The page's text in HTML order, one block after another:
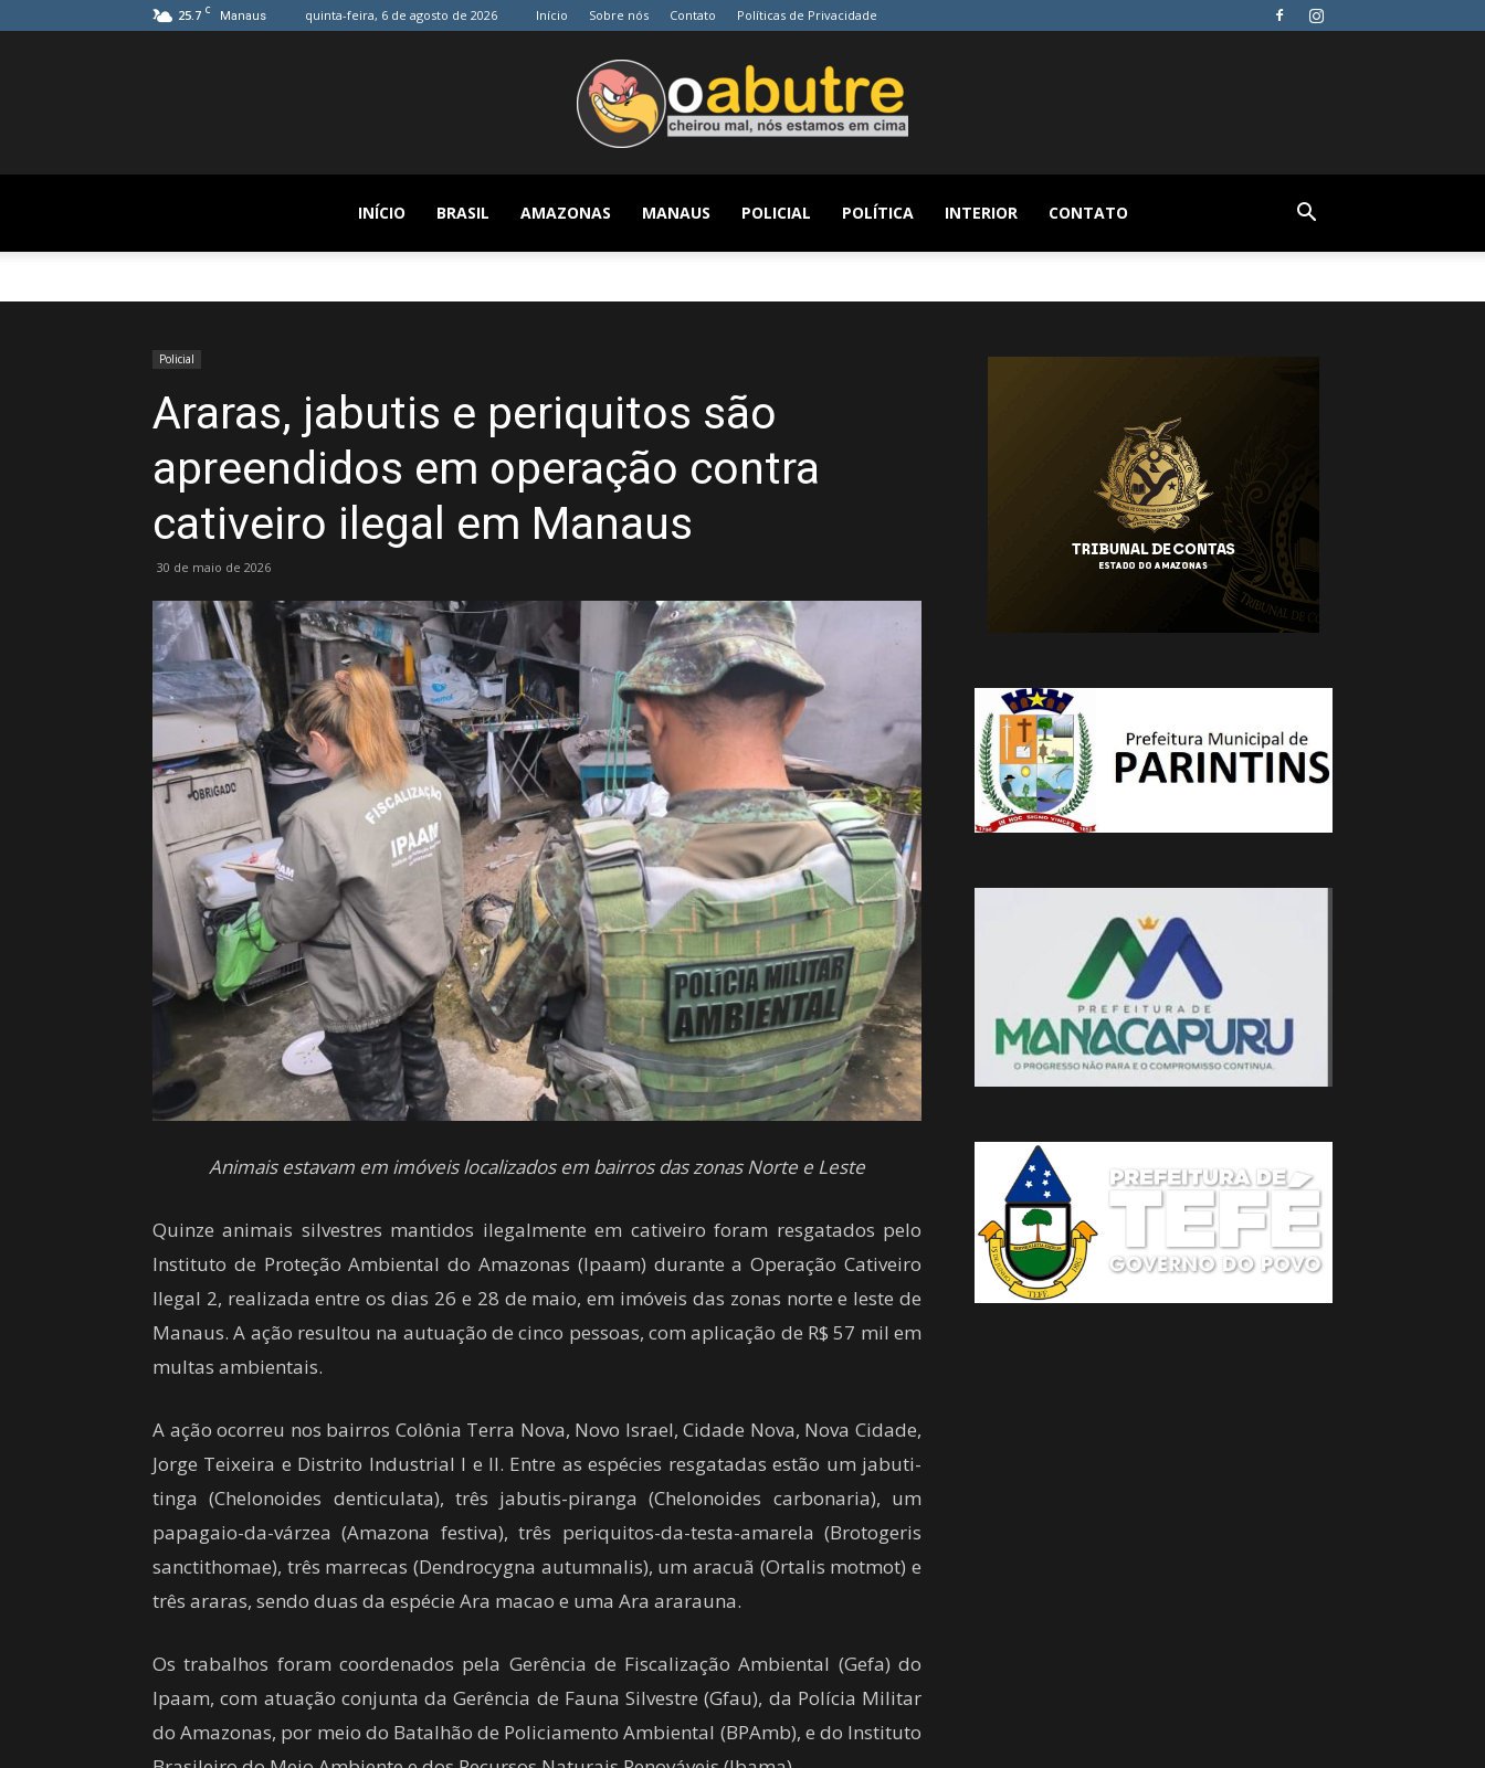
25.7 C Manaus quinta-feira, 6 de agosto de 2026 Início Sobre nós Contato Políticas de Privacidade
O
Notícia
INÍCIO BRASIL AMAZONAS MANAUS POLICIAL POLÍTICA INTERIOR CONTATO
Policial
Araras, jabutis e periquitos são
apreendidos em operação contra
cativeiro ilegal em Manaus
30 de maio de 2026
Animais estavam em imóveis localizados em bairros das zonas Norte e Leste
Quinze animais silvestres mantidos ilegalmente em cativeiro foram resgatados pelo
Instituto de Proteção Ambiental do Amazonas (Ipaam) durante a Operação Cativeiro
Ilegal 2, realizada entre os dias 26 e 28 de maio, em imóveis das zonas norte e leste de
Manaus. A ação resultou na autuação de cinco pessoas, com aplicação de R$ 57 mil em
multas ambientais.
A ação ocorreu nos bairros Colônia Terra Nova, Novo Israel, Cidade Nova, Nova Cidade,
Jorge Teixeira e Distrito Industrial I e II. Entre as espécies resgatadas estão um jabuti-
tinga (Chelonoides denticulata), três jabutis-piranga (Chelonoides carbonaria), um
papagaio-da-várzea (Amazona festiva), três periquitos-da-testa-amarela (Brotogeris
sanctithomae), três marrecas (Dendrocygna autumnalis), um aracuã (Ortalis motmot) e
três araras, sendo duas da espécie Ara macao e uma Ara ararauna.
Os trabalhos foram coordenados pela Gerência de Fiscalização Ambiental (Gefa) do
Ipaam, com atuação conjunta da Gerência de Fauna Silvestre (Gfau), da Polícia Militar
do Amazonas, por meio do Batalhão de Policiamento Ambiental (BPAmb), e do Instituto